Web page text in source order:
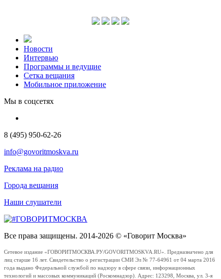
Новости
Интервью
Программы и ведущие
Сетка вещания
Мобильное приложение
Мы в соцсетях
8 (495) 950-62-26
info@govoritmoskva.ru
Реклама на радио
Города вещания
Наши слушатели
Все права защищены. 2014-2026 © «Говорит Москва»
Сетевое издание «ГОВОРИТМОСКВА.РУ/GOVORITMOSKVA.RU». Предназначено для
лиц старше 16 лет. Свидетельство о регистрации СМИ Эл № 77-64961 от 04 марта 2016
года выдано Федеральной службой по надзору в сфере связи, информационных
технологий и массовых коммуникаций (Роскомнадзор). Адрес: 123298, Москва, ул. 3-я